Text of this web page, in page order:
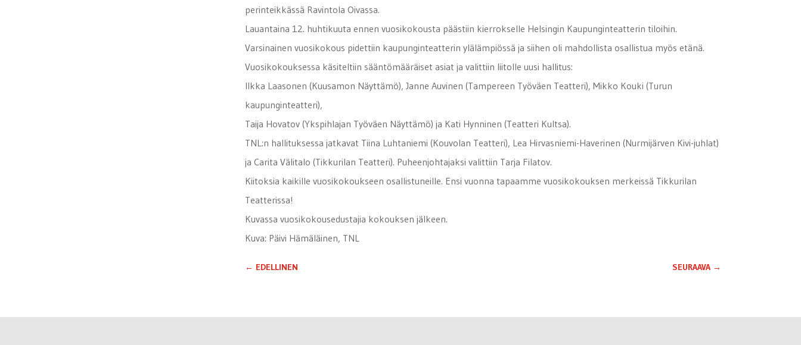
perinteikkässä Ravintola Oivassa.
Lauantaina 12. huhtikuuta ennen vuosikokousta päästiin kierrokselle Helsingin Kaupunginteatterin tiloihin.
Varsinainen vuosikokous pidettiin kaupunginteatterin ylälämpiössä ja siihen oli mahdollista osallistua myös etänä.
Vuosikokouksessa käsiteltiin sääntömääräiset asiat ja valittiin liitolle uusi hallitus:
Ilkka Laasonen (Kuusamon Näyttämö), Janne Auvinen (Tampereen Työväen Teatteri), Mikko Kouki (Turun
kaupunginteatteri),
Taija Hovatov (Ykspihlajan Työväen Näyttämö) ja Kati Hynninen (Teatteri Kultsa).
TNL:n hallituksessa jatkavat Tiina Luhtaniemi (Kouvolan Teatteri), Lea Hirvasniemi-Haverinen (Nurmijärven Kivi-juhlat)
ja Carita Välitalo (Tikkurilan Teatteri). Puheenjohtajaksi valittiin Tarja Filatov.
Kiitoksia kaikille vuosikokoukseen osallistuneille. Ensi vuonna tapaamme vuosikokouksen merkeissä Tikkurilan
Teatterissa!
Kuvassa vuosikokousedustajia kokouksen jälkeen.
Kuva: Päivi Hämäläinen, TNL
← EDELLINEN SEURAAVA→